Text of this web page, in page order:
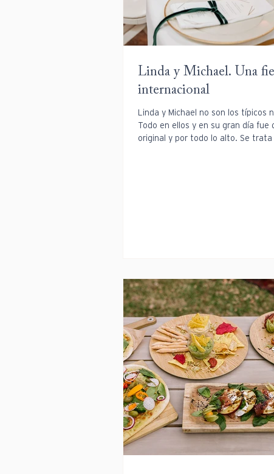
Linda y Michael. Una
internacional
Linda y Michael no son los típicos
Todo en ellos y en su gran día fue
original y por todo lo alto. Se trata